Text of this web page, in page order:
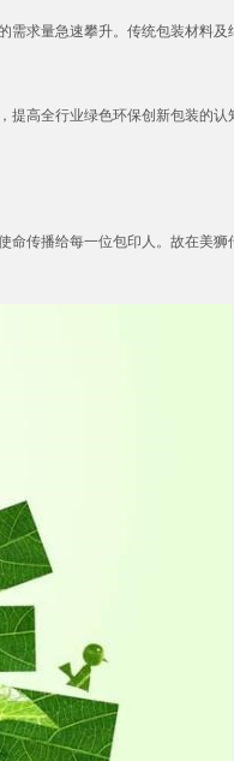
求量急速攀升。传统包装材料及
高全行业绿色环保创新包装的
传播给每一位包印人。故在美